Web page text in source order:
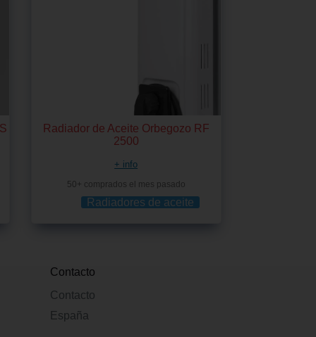
Radiador de Aceite Orbegozo RF
2500
+ info
50+ comprados el mes pasado
Radiadores de aceite
Contacto
Contacto
España